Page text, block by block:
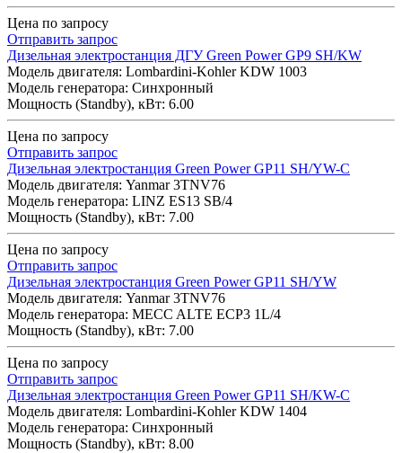
Цена по запросу
Отправить запрос
Дизельная электростанция ДГУ Green Power GP9 SH/KW
Модель двигателя: Lombardini-Kohler KDW 1003
Модель генератора: Синхронный
Мощность (Standby), кВт: 6.00
Цена по запросу
Отправить запрос
Дизельная электростанция Green Power GP11 SH/YW-C
Модель двигателя: Yanmar 3TNV76
Модель генератора: LINZ ES13 SB/4
Мощность (Standby), кВт: 7.00
Цена по запросу
Отправить запрос
Дизельная электростанция Green Power GP11 SH/YW
Модель двигателя: Yanmar 3TNV76
Модель генератора: MECC ALTE ECP3 1L/4
Мощность (Standby), кВт: 7.00
Цена по запросу
Отправить запрос
Дизельная электростанция Green Power GP11 SH/KW-C
Модель двигателя: Lombardini-Kohler KDW 1404
Модель генератора: Синхронный
Мощность (Standby), кВт: 8.00